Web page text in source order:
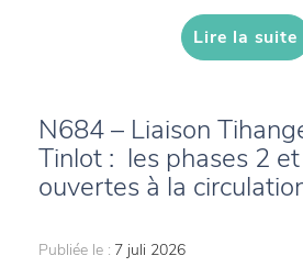
Lire la suite
N684 – Liaison
Tinlot : les phases 2
ouvertes à la
Publiée le : 7 juli 2026